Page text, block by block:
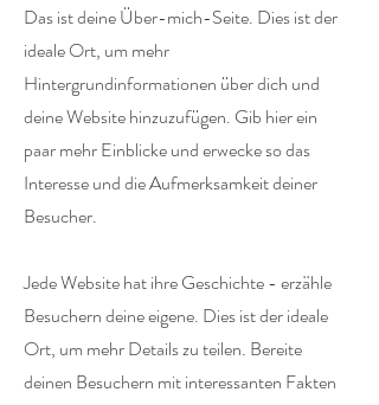
Das ist deine Über-mich-Seite. Dies ist der
ideale Ort, um mehr
Hintergrundinformationen über dich und
deine Website hinzuzufügen. Gib hier ein
paar mehr Einblicke und erwecke so das
Interesse und die Aufmerksamkeit deiner
Besucher.
Jede Website hat ihre Geschichte - erzähle
Besuchern deine eigene. Dies ist der ideale
Ort, um mehr Details zu teilen. Bereite
deinen Besuchern mit interessanten Fakten